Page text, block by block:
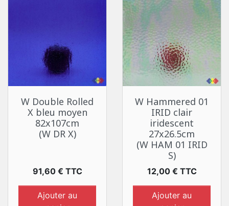
W Double Rolled
X bleu moyen
82x107cm
(W DR X)
Prix
91,60 € TTC
Ajouter au
W Hammered 01
IRID clair
iridescent
27x26.5cm
(W HAM 01 IRID
S)
Prix
12,00 € TTC
Ajouter au